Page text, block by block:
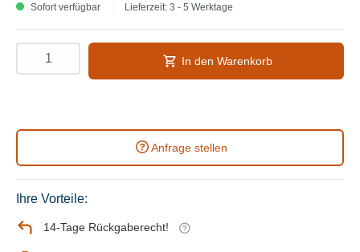
Sofort verfügbar Lieferzeit: 3 - 5 Werktage
In den Warenkorb
Anfrage stellen
Ihre Vorteile:
14-Tage Rückgaberecht!